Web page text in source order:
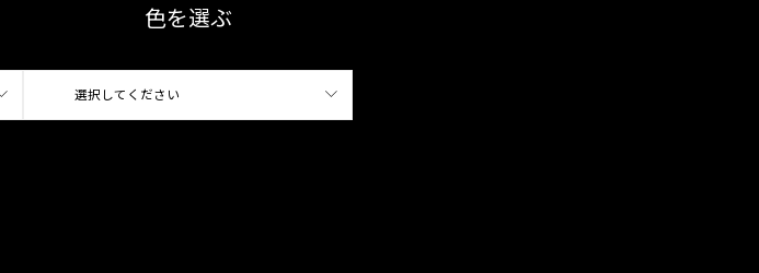
色を選ぶ
選択してください